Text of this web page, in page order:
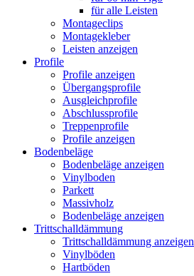
für alle Leisten
Montageclips
Montagekleber
Leisten anzeigen
Profile
Profile anzeigen
Übergangsprofile
Ausgleichprofile
Abschlussprofile
Treppenprofile
Profile anzeigen
Bodenbeläge
Bodenbeläge anzeigen
Vinylboden
Parkett
Massivholz
Bodenbeläge anzeigen
Trittschalldämmung
Trittschalldämmung anzeigen
Vinylböden
Hartböden